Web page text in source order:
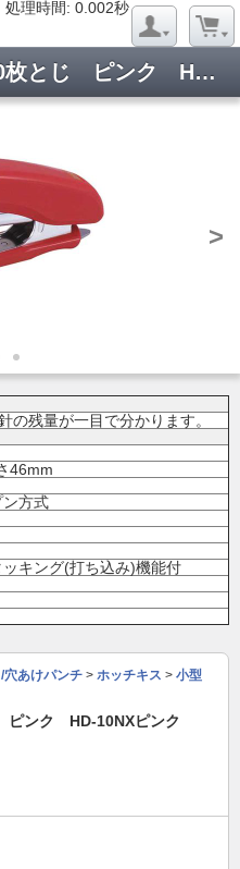
処理時間: 0.002秒
コンパクトホッチキス20枚とじ ピンク HD-10NXピンク
>
の残量が一目で分かります。
46mm
ン方式
ッキング(打ち込み)機能付
穴あけパンチ > ホッチキス > 小型
ピンク HD-10NXピンク